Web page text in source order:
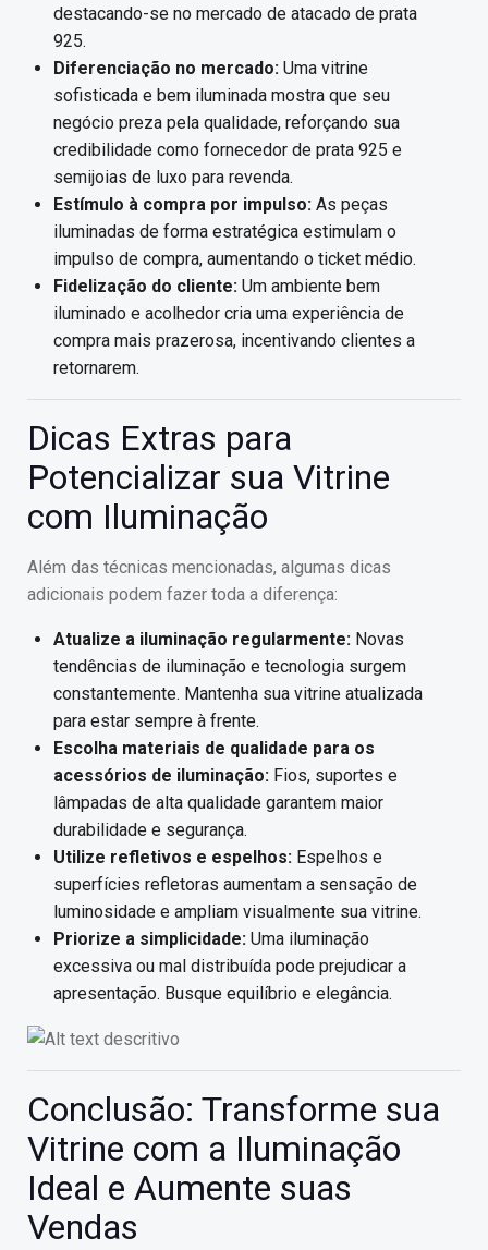
destacando-se no mercado de atacado de prata
925.
Diferenciação no mercado: Uma vitrine
sofisticada e bem iluminada mostra que seu
negócio preza pela qualidade, reforçando sua
credibilidade como fornecedor de prata 925 e
semijoias de luxo para revenda.
Estímulo à compra por impulso: As peças
iluminadas de forma estratégica estimulam o
impulso de compra, aumentando o ticket médio.
Fidelização do cliente: Um ambiente bem
iluminado e acolhedor cria uma experiência de
compra mais prazerosa, incentivando clientes a
retornarem.
Dicas Extras para
Potencializar sua Vitrine
com Iluminação
Além das técnicas mencionadas, algumas dicas
adicionais podem fazer toda a diferença:
Atualize a iluminação regularmente: Novas
tendências de iluminação e tecnologia surgem
constantemente. Mantenha sua vitrine atualizada
para estar sempre à frente.
Escolha materiais de qualidade para os
acessórios de iluminação: Fios, suportes e
lâmpadas de alta qualidade garantem maior
durabilidade e segurança.
Utilize refletivos e espelhos: Espelhos e
superfícies refletoras aumentam a sensação de
luminosidade e ampliam visualmente sua vitrine.
Priorize a simplicidade: Uma iluminação
excessiva ou mal distribuída pode prejudicar a
apresentação. Busque equilíbrio e elegância.
Conclusão: Transforme sua
Vitrine com a Iluminação
Ideal e Aumente suas
Vendas